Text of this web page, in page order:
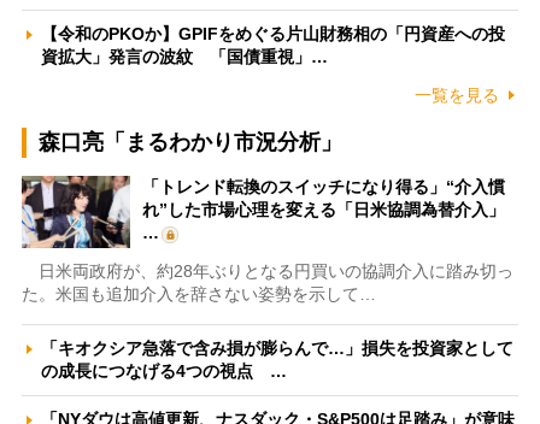
【令和のPKOか】GPIFをめぐる片山財務相の「円資産への投
資拡大」発言の波紋 「国債重視」…
一覧を見る
森口亮「まるわかり市況分析」
「トレンド転換のスイッチになり得る」“介入慣
れ”した市場心理を変える「日米協調為替介入」
…
日米両政府が、約28年ぶりとなる円買いの協調介入に踏み切っ
た。米国も追加介入を辞さない姿勢を示して…
「キオクシア急落で含み損が膨らんで…」損失を投資家として
の成長につなげる4つの視点 …
「NYダウは高値更新、ナスダック・S&P500は足踏み」が意味